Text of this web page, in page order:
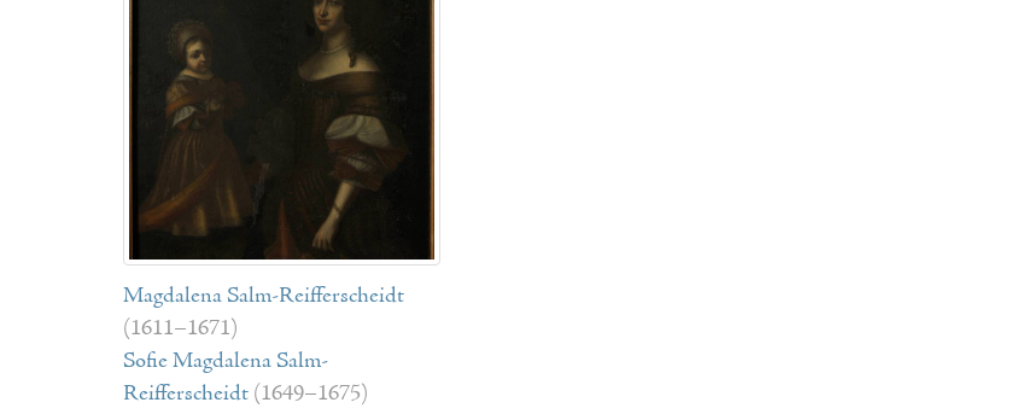
Magdalena Salm-Reifferscheidt
(1611–1671)
Sofie Magdalena Salm-
Reifferscheidt (1649–1675)